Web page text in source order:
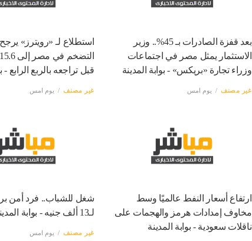
بعد قفزة الصادرات بـ 45%.. وزير
الاستثمار يمثل مصر في اجتماعات
وزراء تجارة «بريكس» - بوابة المدينة
غير مصنف يوم امس
استطلاع لـ «رويترز»
قبل تراجعه بالربع الرابع -
غير مصنف يوم امس
ارتفاع أسعار النفط عالميًا وسط
مخاوف إمدادات هرمز والهجمات على
ناقلات سعودية - بوابة المدينة
شغل للشباب.. فرد أمن
لـ13 ألف جنيه - بوابة المدينة
غير مصنف يوم امس